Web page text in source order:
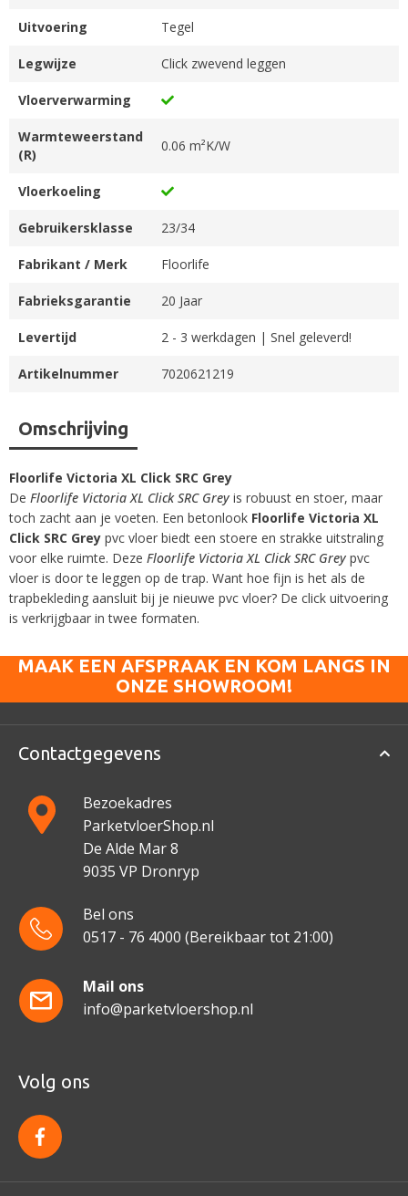
Uitvoering Tegel
Legwijze Click zwevend leggen
Vloerverwarming
Warmteweerstand
(R)
0.06 m²K/W
Vloerkoeling
Gebruikersklasse 23/34
Fabrikant / Merk Floorlife
Fabrieksgarantie 20 Jaar
Levertijd 2 - 3 werkdagen | Snel geleverd!
Artikelnummer 7020621219
Omschrijving
Floorlife Victoria XL Click SRC Grey
De Floorlife Victoria XL Click SRC Grey is robuust en stoer, maar
toch zacht aan je voeten. Een betonlook Floorlife Victoria XL
Click SRC Grey pvc vloer biedt een stoere en strakke uitstraling
voor elke ruimte. Deze Floorlife Victoria XL Click SRC Grey pvc
vloer is door te leggen op de trap. Want hoe fijn is het als de
trapbekleding aansluit bij je nieuwe pvc vloer? De click uitvoering
is verkrijgbaar in twee formaten.
MAAK EEN AFSPRAAK EN KOM LANGS IN
ONZE SHOWROOM!
Contactgegevens
Bezoekadres
ParketvloerShop.nl
De Alde Mar 8
9035 VP Dronryp
Bel ons
0517 - 76 4000 (Bereikbaar tot 21:00)
Mail ons
info@parketvloershop.nl
Volg ons
f
a
c
e